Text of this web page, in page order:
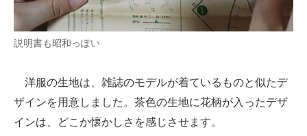
説明書も昭和っぽい
洋服の生地は、雑誌のモデルが着ているものと似たデ
ザインを用意しました。茶色の生地に花柄が入ったデザ
インは、どこか懐かしさを感じさせます。